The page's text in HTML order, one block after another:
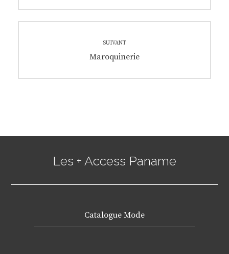
l’article
SUIVANT
Next
Maroquinerie
Les + Access Paname
Catalogue Mode